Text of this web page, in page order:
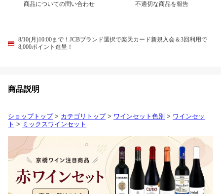
商品についての問い合わせ 不適切な商品を報告
8/10(月)10:00まで！JCBブランド選択で楽天カード新規入会＆3回利用で
8,000ポイント進呈！
商品説明
ショップトップ> カテゴリトップ> ワインセット色別 > ワインセッ
ト > ミックスワインセット